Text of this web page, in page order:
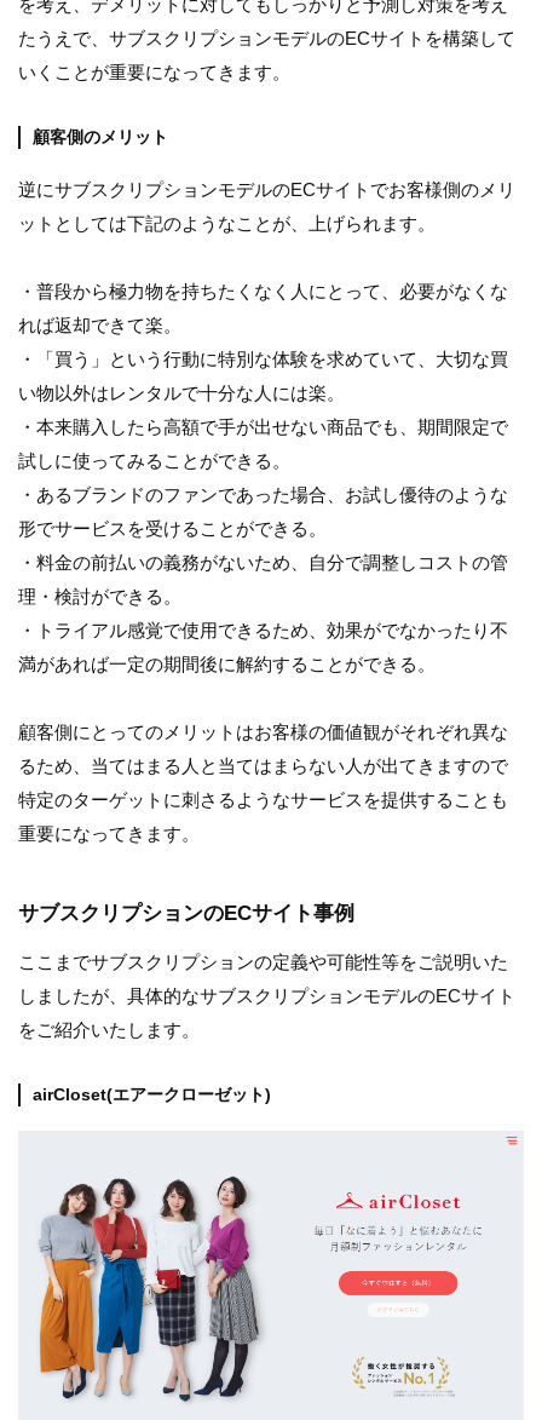
たうえで、サブスクリプションモデルのECサイトを構築して
いくことが重要になってきます。
顧客側のメリット
逆にサブスクリプションモデルのECサイトでお客様側のメリ
ットとしては下記のようなことが、上げられます。
・普段から極力物を持ちたくなく人にとって、必要がなくな
れば返却できて楽。
・「買う」という行動に特別な体験を求めていて、大切な買
い物以外はレンタルで十分な人には楽。
・本来購入したら高額で手が出せない商品でも、期間限定で
試しに使ってみることができる。
・あるブランドのファンであった場合、お試し優待のような
形でサービスを受けることができる。
・料金の前払いの義務がないため、自分で調整しコストの管
理・検討ができる。
・トライアル感覚で使用できるため、効果がでなかったり不
満があれば一定の期間後に解約することができる。
顧客側にとってのメリットはお客様の価値観がそれぞれ異な
るため、当てはまる人と当てはまらない人が出てきますので
特定のターゲットに刺さるようなサービスを提供することも
重要になってきます。
サブスクリプションのECサイト事例
ここまでサブスクリプションの定義や可能性等をご説明いた
しましたが、具体的なサブスクリプションモデルのECサイト
をご紹介いたします。
airCloset(エアークローゼット)